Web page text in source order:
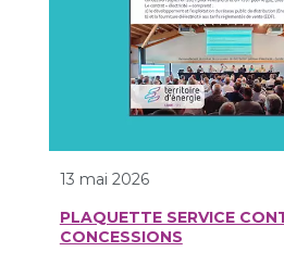
13 mai 2026
PLAQUETTE SERVICE
CONCESSIONS